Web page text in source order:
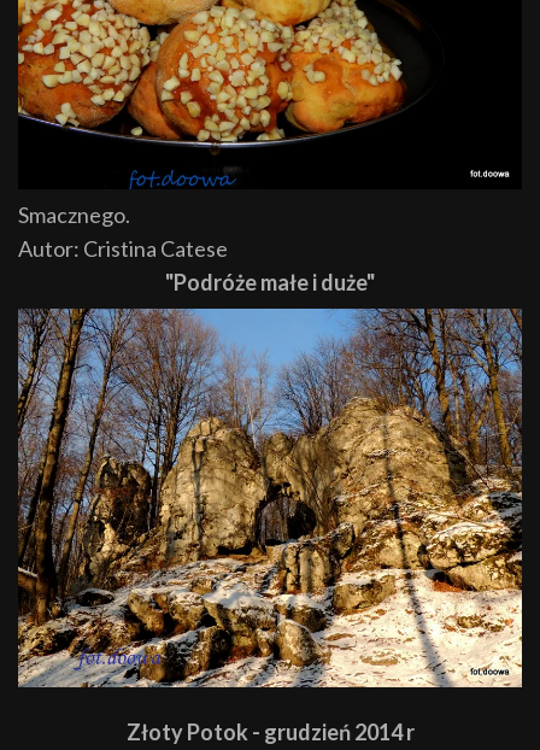
Smacznego.
Autor: Cristina Catese
"Podróże małe i duże"
Złoty Potok - grudzień 2014 r